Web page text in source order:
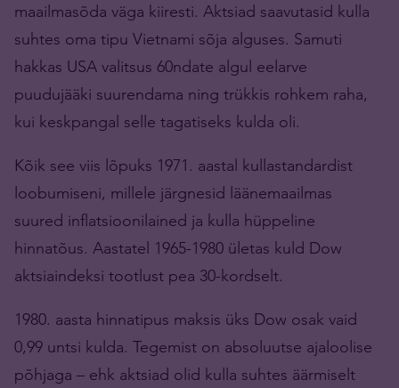
maailmasõda väga kiiresti. Aktsiad saavutasid kulla
suhtes oma tipu Vietnami sõja alguses. Samuti
hakkas USA valitsus 60ndate algul eelarve
puudujääki suurendama ning trükkis rohkem raha,
kui keskpangal selle tagatiseks kulda oli.
Kõik see viis lõpuks 1971. aastal kullastandardist
loobumiseni, millele järgnesid läänemaailmas
suured inflatsioonilained ja kulla hüppeline
hinnatõus. Aastatel 1965-1980 ületas kuld Dow
aktsiaindeksi tootlust pea 30-kordselt.
1980. aasta hinnatipus maksis üks Dow osak vaid
0,99 untsi kulda. Tegemist on absoluutse ajaloolise
põhjaga – ehk aktsiad olid kulla suhtes äärmiselt